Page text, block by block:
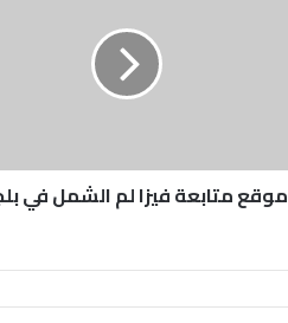
موقع متابعة فيزا لم الشمل في